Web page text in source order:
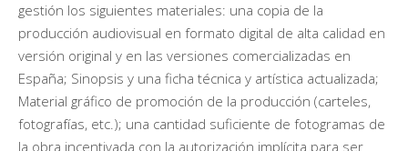
gestión los siguientes materiales: una copia de la
producción audiovisual en formato digital de alta calidad en
versión original y en las versiones comercializadas en
España; Sinopsis y una ficha técnica y artística actualizada;
Material gráfico de promoción de la producción (carteles,
fotografías, etc.); una cantidad suficiente de fotogramas de
la obra incentivada con la autorización implícita para ser